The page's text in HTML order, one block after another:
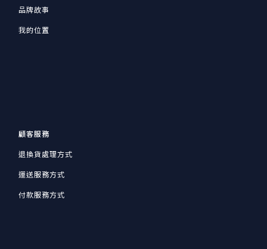
品牌故事
我的位置
顧客服務
退換貨處理方式
運送服務方式
付款服務方式